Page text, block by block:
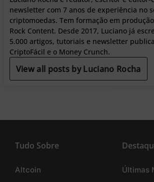
newsletter com 7 anos de experiência no
criptomoedas. Tem formação em
Rock Content. Desde 2017, Luciano já
5.000 artigos, tutoriais e newsletter
CriptoFácil e o Money Crunch.
View all posts by Luciano Rocha
Tudo Sobre
Altcoin
Últimas